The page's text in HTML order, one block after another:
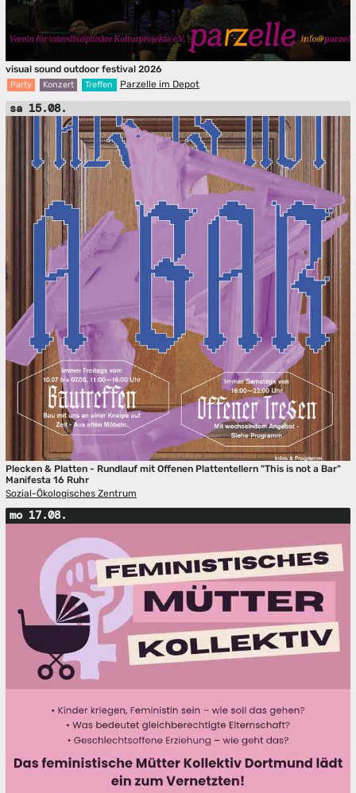
visual sound outdoor festival 2026
Party Konzert Treffen Parzelle im Depot
sa 15.08.
Plecken & Platten - Rundlauf mit Offenen Plattentellern "This is not a Bar"
Manifesta 16 Ruhr
Sozial-Ökologisches Zentrum
mo 17.08.